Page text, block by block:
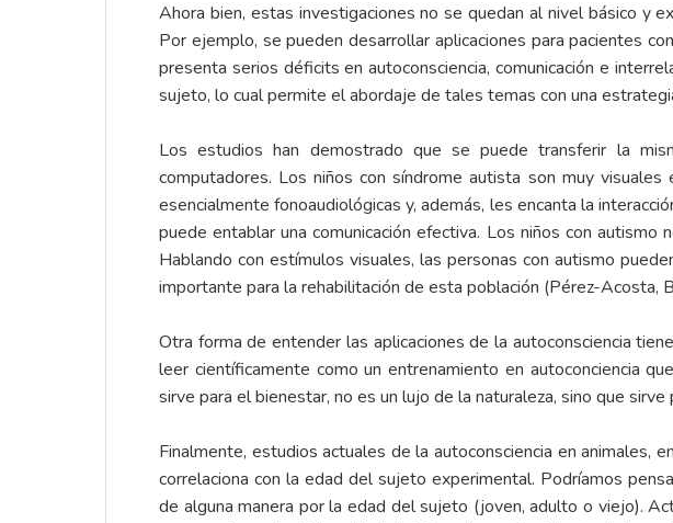
Ahora bien, estas investigaciones no se quedan al nivel básico y
Por ejemplo, se pueden desarrollar aplicaciones para pacientes
presenta serios déficits en autoconsciencia, comunicación e
sujeto, lo cual permite el abordaje de tales temas con una
Los estudios han demostrado que se puede transferir la
computadores. Los niños con síndrome autista son muy
esencialmente fonoaudiológicas y, además, les encanta la
puede entablar una comunicación efectiva. Los niños con
Hablando con estímulos visuales, las personas con autismo
importante para la rehabilitación de esta población (Pérez-Acosta,
Otra forma de entender las aplicaciones de la autoconsciencia
leer científicamente como un entrenamiento en autoconciencia
sirve para el bienestar, no es un lujo de la naturaleza, sino que
Finalmente, estudios actuales de la autoconsciencia en
correlaciona con la edad del sujeto experimental. Podríamos
de alguna manera por la edad del sujeto (joven, adulto o viejo).